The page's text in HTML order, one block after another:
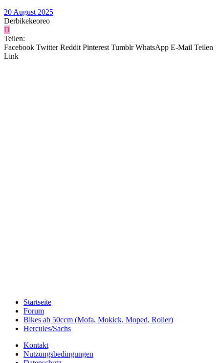
20 August 2025
Derbikekeoreo
D
Teilen:
Facebook Twitter Reddit Pinterest Tumblr WhatsApp E-Mail Teilen
Link
Startseite
Forum
Bikes ab 50ccm (Mofa, Mokick, Moped, Roller)
Hercules/Sachs
Kontakt
Nutzungsbedingungen